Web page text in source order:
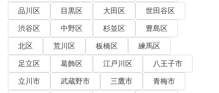
品川区
目黒区 大田区
世田谷区
渋谷区
中野区 杉並区
豊島区
北区
荒川区 板橋区
練馬区
足立区
葛飾区 江戸川区
八王子市
立川市
武蔵野市 三鷹市
青梅市